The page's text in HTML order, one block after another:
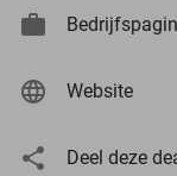
Website
Deel deze